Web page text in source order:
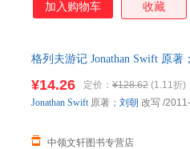
加入购物车 收藏
格列夫游记 Jonathan Swift 原著
¥14.26 定价： ¥128.62 (1.11折)
中领文轩图书专营店
Jonathan Swift原著； 刘朝 改写 /